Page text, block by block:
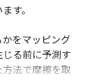
す。
をマッピング
る前に予測す
法で摩擦を取